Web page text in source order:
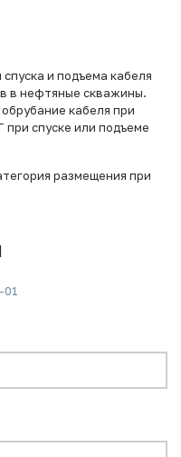
и подъема кабеля
в нефтяные скважины.
кабеля при
спуске или подъеме
размещения при